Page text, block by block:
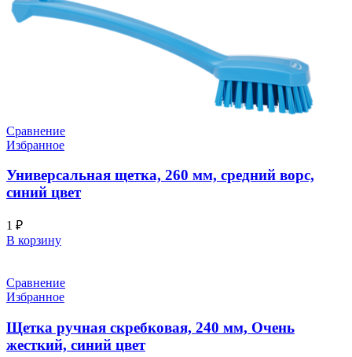
Сравнение
Избранное
Универсальная щетка, 260 мм, средний ворс,
синий цвет
1 ₽
В корзину
Сравнение
Избранное
Щетка ручная скребковая, 240 мм, Очень
жесткий, синий цвет